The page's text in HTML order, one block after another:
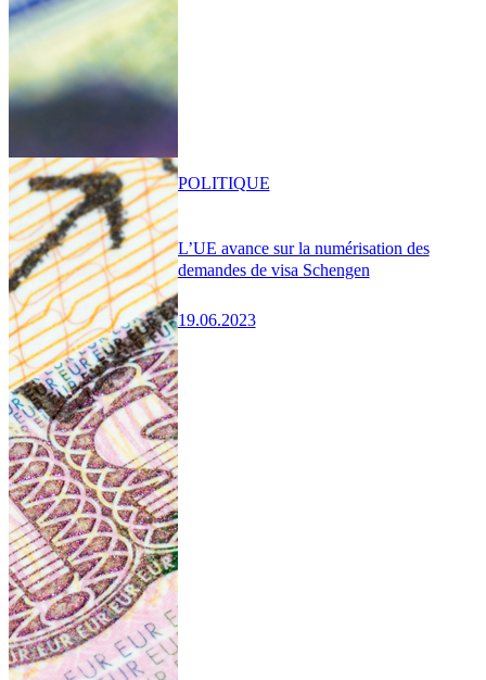
L’UE avance sur la numérisation des
demandes de visa Schengen
19.06.2023
POLITIQUE